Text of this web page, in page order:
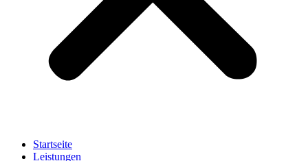
Startseite
Leistungen